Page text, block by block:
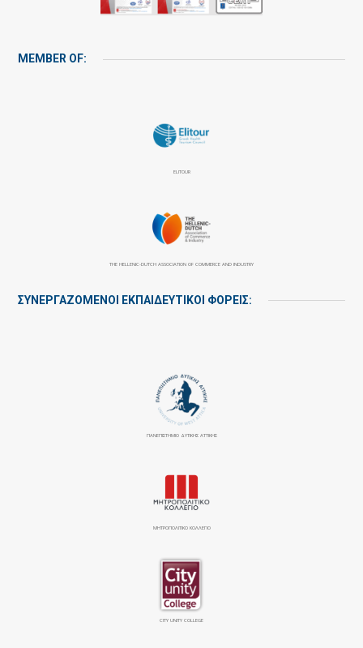
MEMBER OF:
ELITOUR
THE HELLENIC-DUTCH ASSOCIATION OF COMMERCE AND INDUSTRY
ΣΥΝΕΡΓΑΖΌΜΕΝΟΙ ΕΚΠΑΙΔΕΥΤΙΚΟΊ ΦΟΡΕΊΣ:
ΠΑΝΕΠΙΣΤΉΜΙΟ ΔΥΤΙΚΉΣ ΑΤΤΙΚΉΣ
ΜΗΤΡΟΠΟΛΙΤΙΚΟ ΚΟΛΛΕΓΙΟ
CITY UNITY COLLEGE